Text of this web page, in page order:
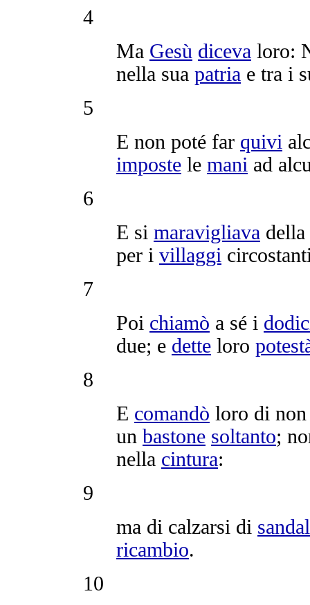
4
Ma Gesù diceva loro:
nella sua patria e tra i
5
E non poté far quivi
imposte le mani ad
6
E si maravigliava
per i villaggi
7
Poi chiamò a sé i
due; e dette loro
8
E comandò loro di
un bastone soltanto;
nella cintura:
9
ma di calzarsi di
ricambio.
10